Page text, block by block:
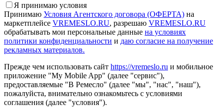
Я принимаю условия
Принимаю Условия Агентского договора (ОФЕРТА) на
маркетплейсе VREMESLO.RU, разрешаю VREMESLO.RU
обрабатывать мои персональные данные на условиях
политики конфиденциальности и даю согласие на получение
рекламных материалов.
Прежде чем использовать сайт https://vremeslo.ru и мобильное
приложение "My Mobile App" (далее "сервис"),
предоставляемые "В Ремесло" (далее "мы", "нас", "наш"),
пожалуйста, внимательно ознакомьтесь с условиями
соглашения (далее "условия").